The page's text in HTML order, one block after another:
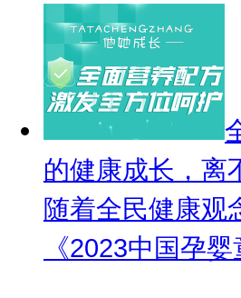
的健康成长，离
随着全民健康观
《2023中国孕